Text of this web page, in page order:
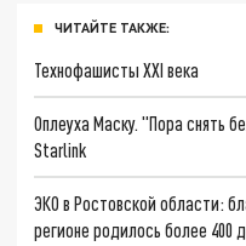
ЧИТАЙТЕ ТАКЖЕ:
Технофашисты XXI века
Оплеуха Маску. "Пора снять
Starlink
ЭКО в Ростовской области:
регионе родилось более 400